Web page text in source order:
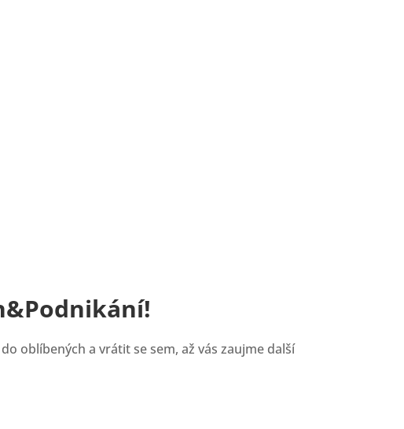
oblíbených a vrátit se sem, až vás zaujme další